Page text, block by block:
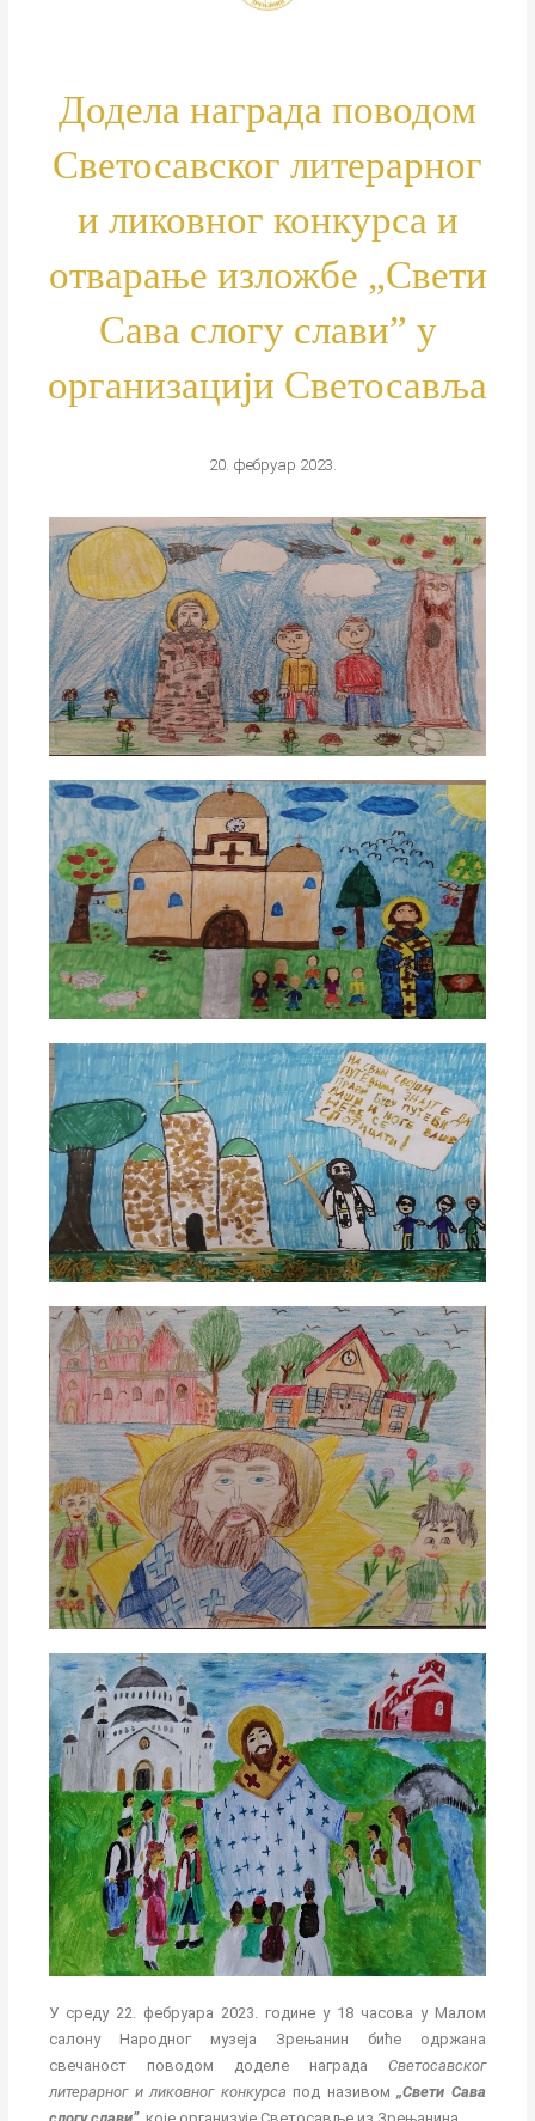
Додела награда поводом
Светосавског литерарног
и ликовног конкурса и
отварање изложбе „Свети
Сава слогу слави” у
организацији Светосавља
20. фебруар 2023.
У среду 22. фебруара 2023. године у 18 часова у Малом
салону Народног музеја Зрењанин биће одржана
свечаност поводом доделе награда Светосавског
литерарног и ликовног конкурса под називом„Свети Сава